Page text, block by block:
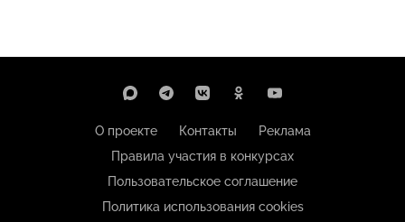
О проекте Контакты
Реклама
Правила участия в конкурсах
Пользовательское соглашение
Политика использования cookies